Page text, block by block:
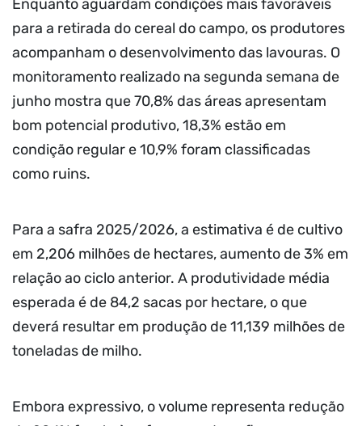
Enquanto aguardam condições mais favoráveis
para a retirada do cereal do campo, os produtores
acompanham o desenvolvimento das lavouras. O
monitoramento realizado na segunda semana de
junho mostra que 70,8% das áreas apresentam
bom potencial produtivo, 18,3% estão em
condição regular e 10,9% foram classificadas
como ruins.
Para a safra 2025/2026, a estimativa é de cultivo
em 2,206 milhões de hectares, aumento de 3% em
relação ao ciclo anterior. A produtividade média
esperada é de 84,2 sacas por hectare, o que
deverá resultar em produção de 11,139 milhões de
toneladas de milho.
Embora expressivo, o volume representa redução